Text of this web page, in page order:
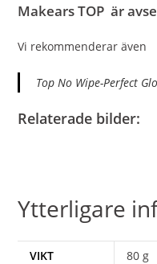
Makears TOP är
Vi rekommenderar även
Top No Wipe-Perfect
Relaterade bilder:
Ytterligare
VIKT
80 g